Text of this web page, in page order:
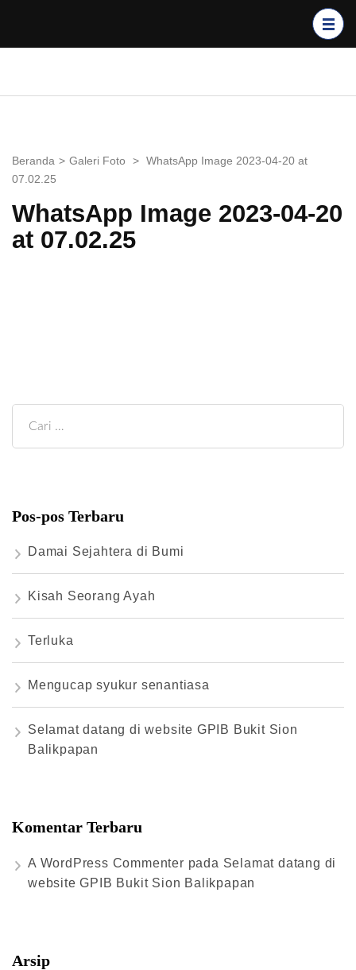
Enter)
Beranda > Galeri Foto > WhatsApp Image 2023-04-20 at
07.02.25
WhatsApp Image 2023-04-20
at 07.02.25
Cari
untuk:
Pos-pos Terbaru
Damai Sejahtera di Bumi
Kisah Seorang Ayah
Terluka
Mengucap syukur senantiasa
Selamat datang di website GPIB Bukit Sion
Balikpapan
Komentar Terbaru
A WordPress Commenter pada Selamat datang di
website GPIB Bukit Sion Balikpapan
Arsip